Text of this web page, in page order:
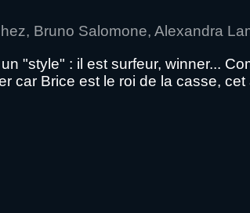
Bruno Salomone, Alexandra
"style" : il est surfeur, winner...
car Brice est le roi de la casse,